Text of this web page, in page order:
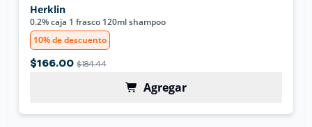
Herklin
0.2% caja 1 frasco 120ml shampoo
10% de descuento
$166.00 $184.44
Agregar